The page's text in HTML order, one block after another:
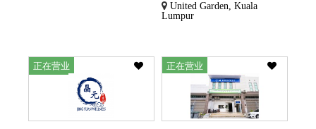
United Garden, Kuala
Lumpur
正在营业 正在营业